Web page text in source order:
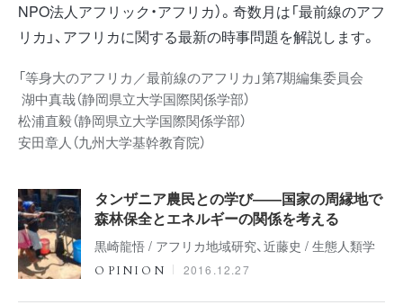
NPO法人アフリック・アフリカ）。奇数月は「最前線のアフ
リカ」、アフリカに関する最新の時事問題を解説します。
「等身大のアフリカ／最前線のアフリカ」第7期編集委員会
湖中真哉（静岡県立大学国際関係学部）
松浦直毅（静岡県立大学国際関係学部）
安田章人（九州大学基幹教育院）
タンザニア農民との学び――国家の周縁地で
森林保全とエネルギーの関係を考える
黒崎龍悟 / アフリカ地域研究、近藤史 / 生態人類学
OPINION 2016.12.27